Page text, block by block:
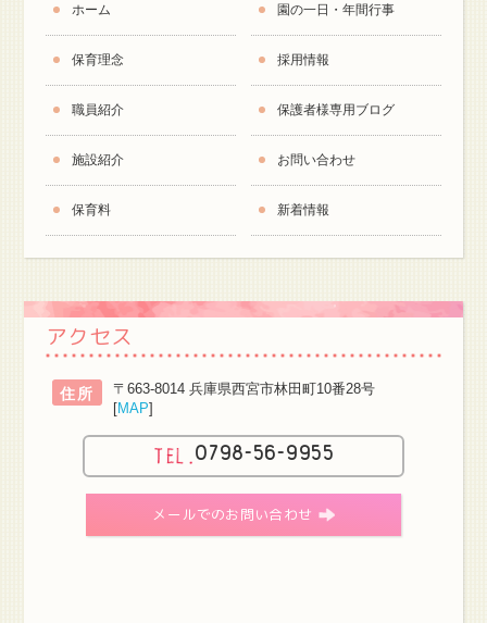
ホーム
保育理念
職員紹介
施設紹介
保育料
園の一日・年間行事
採用情報
保護者様専用ブログ
お問い合わせ
新着情報
アクセス
住所
〒663-8014 兵庫県西宮市林田町10番28号
[MAP]
0798-56-9955
メールでのお問い合わせ